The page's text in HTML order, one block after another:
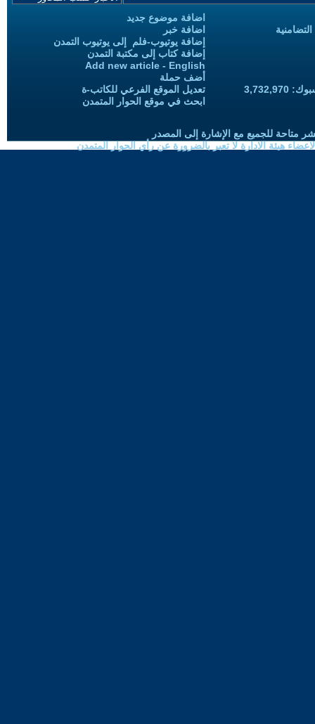
اضافة موضوع جديد
اضافة خبر
إضافة يوتيوب-فلم إلى يوتيوب التمدن
إضافة كتاب إلى مكتبة التمدن
Add new article - English
أضف حملة
تعديل الموقع الفرعي للكاتب-ة
ابحث في موقع الحوار المتمدن
متاحة للجميع مع الإشارة إلى المصدر
هيئة الادارة لا تعبر بالضرورة عن رأي الحوار المتمدن